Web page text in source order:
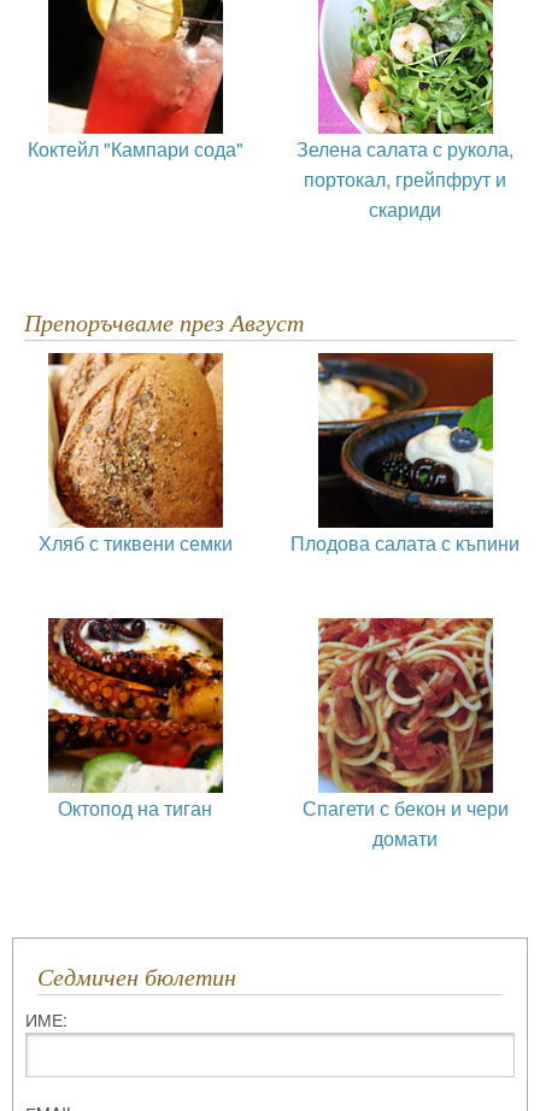
Коктейл "Кампари сода"
Зелена салата с рукола,
портокал, грейпфрут и
скариди
Препоръчваме през Август
Хляб с тиквени семки Плодова салата с къпини
Октопод на тиган
Спагети с бекон и чери
домати
Седмичен бюлетин
ИМЕ: